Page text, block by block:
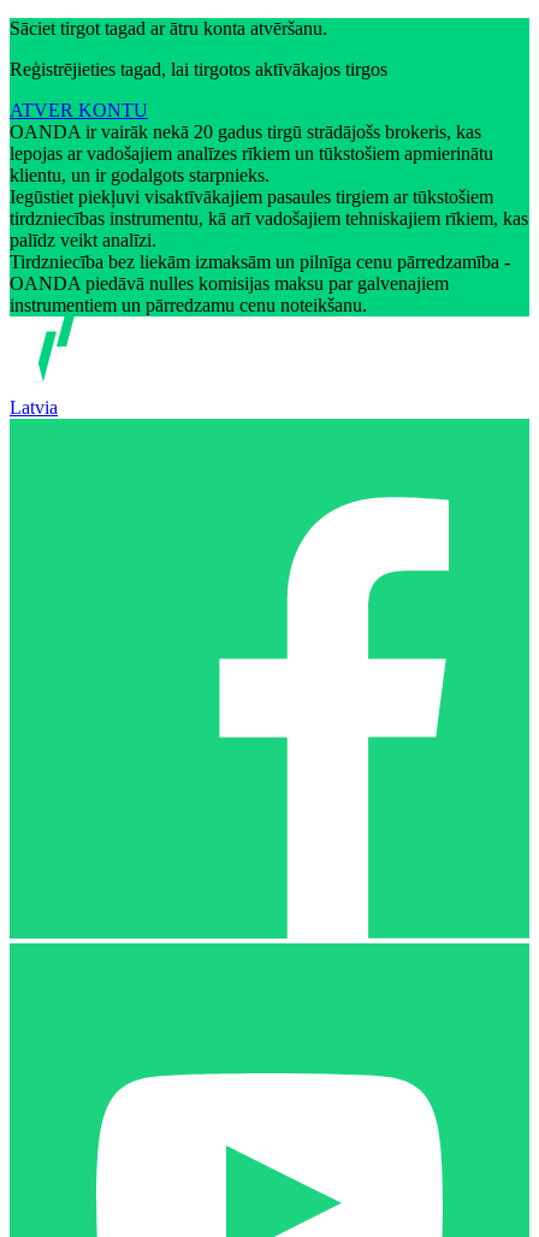
Sāciet tirgot tagad ar ātru konta atvēršanu.
Reģistrējieties tagad, lai tirgotos aktīvākajos tirgos
ATVER KONTU
OANDA ir vairāk nekā 20 gadus tirgū strādājošs brokeris, kas
lepojas ar vadošajiem analīzes rīkiem un tūkstošiem apmierinātu
klientu, un ir godalgots starpnieks.
Iegūstiet piekļuvi visaktīvākajiem pasaules tirgiem ar tūkstošiem
tirdzniecības instrumentu, kā arī vadošajiem tehniskajiem rīkiem, kas
palīdz veikt analīzi.
Tirdzniecība bez liekām izmaksām un pilnīga cenu pārredzamība -
OANDA piedāvā nulles komisijas maksu par galvenajiem
instrumentiem un pārredzamu cenu noteikšanu.
Latvia